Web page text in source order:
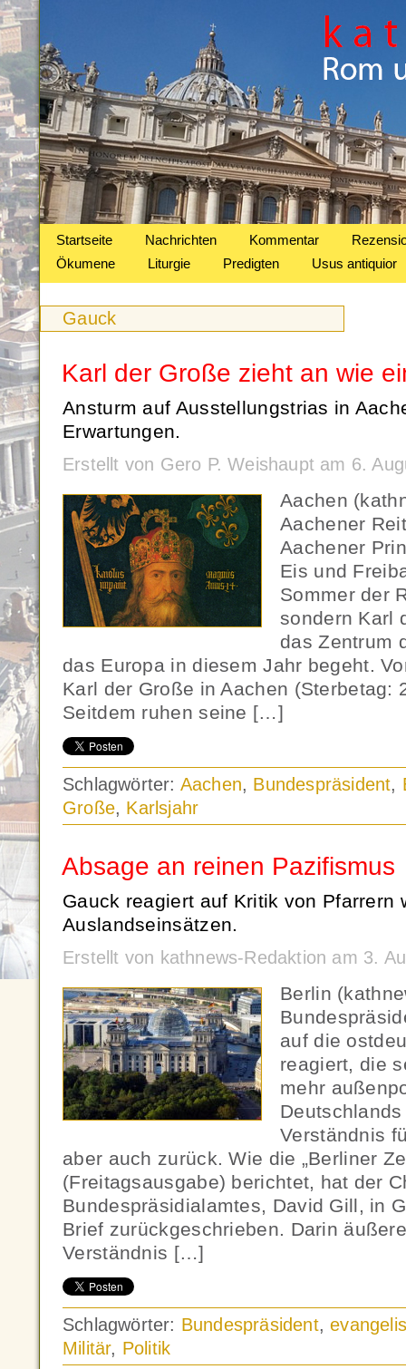
Startseite Nachrichten Kommentar
Ökumene
Liturgie Predigten Usus antiquior
Gauck
Karl der Große zieht an wie
Ansturm auf Ausstellungstrias in
Erwartungen.
Erstellt von Gero P. Weishaupt am 6.
Aachen
Aachener
Aachener
Eis und
Sommer der
sondern Karl
das Zentrum
das Europa in diesem Jahr begeht.
Karl der Große in Aachen (Sterbetag:
Seitdem ruhen seine […]
Schlagwörter: Aachen, Bundespräsident,
Große, Karlsjahr
Absage an reinen Pazifismus
Gauck reagiert auf Kritik von Pfarrern
Auslandseinsätzen.
Erstellt von kathnews-Redaktion am 3.
Berlin
auf die
reagiert, die
mehr
Verständnis
aber auch zurück. Wie die „Berliner
(Freitagsausgabe) berichtet, hat der
Bundespräsidialamtes, David Gill, in
Brief zurückgeschrieben. Darin
Verständnis […]
Schlagwörter: Bundespräsident,
Militär, Politik